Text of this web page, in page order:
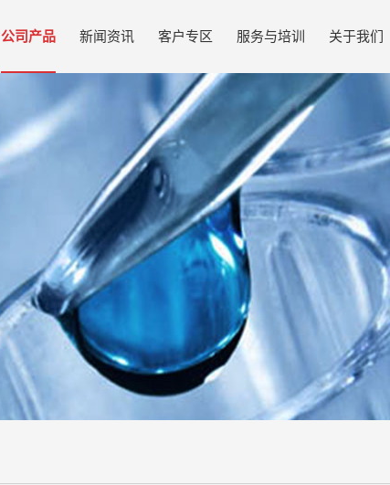
公司产品 新闻资讯 客户专区 服务与培训 关于我们